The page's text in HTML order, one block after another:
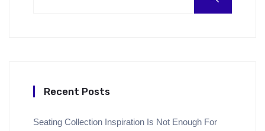
Recent Posts
Seating Collection Inspiration Is Not Enough For